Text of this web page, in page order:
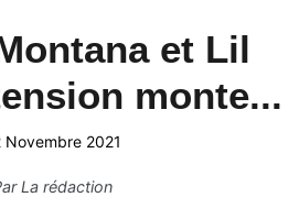
et Lil
monte...
Novembre 2021
La rédaction